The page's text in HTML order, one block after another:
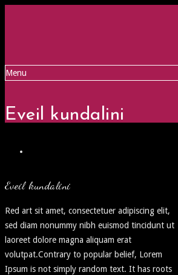
Menu
Eveil kundalini
Eveil kundalini
Red art sit amet, consectetuer adipiscing elit,
sed diam nonummy nibh euismod tincidunt ut
laoreet dolore magna aliquam erat
volutpat.Contrary to popular belief, Lorem
Ipsum is not simply random text. It has roots